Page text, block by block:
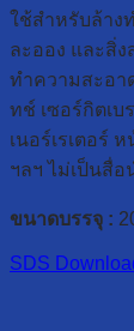
ใช้สำหรับล้าง
ละออง และสิ่
ทำความสะอา
ทช์ เซอร์กิตเบ
เนอร์เรเตอร์
ฯลฯ ไม่เป็นสื่อ
ขนาดบรรจุ :
SDS